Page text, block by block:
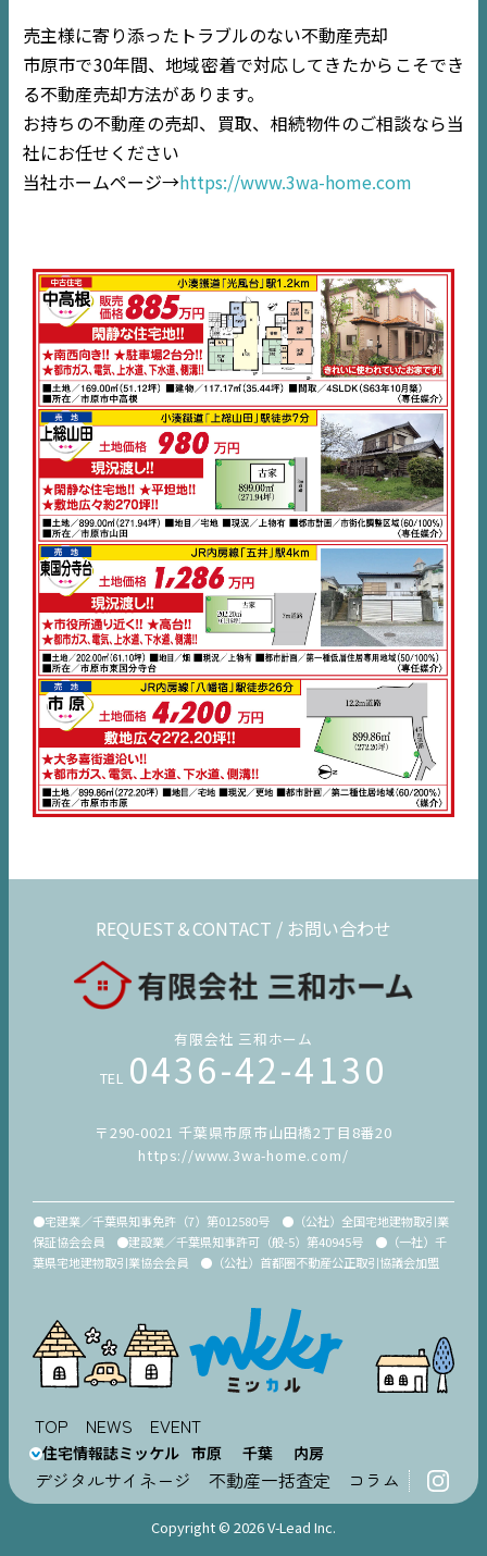
TOP
NEWS
住宅情報誌ミッケル
市原エリア
千葉エリア
内房エリア
デジタルサイネージ
不動産一括査定
コラム
売主様に寄り添ったトラブルのない不動産売却
市原市で30年間、地域密着で対応してきたからこそでき
る不動産売却方法があります。
お持ちの不動産の売却、買取、相続物件のご相談なら当
社にお任せください
当社ホームページ→https://www.3wa-home.com
REQUEST＆CONTACT / お問い合わせ
有限会社 三和ホーム
TEL 0436-42-4130
〒290-0021 千葉県市原市山田橋2丁目8番20
https://www.3wa-home.com/
●宅建業／千葉県知事免許（7）第012580号 ●（公社）全国宅地建物取引業
保証協会会員 ●建設業／千葉県知事許可（般-5）第40945号 ●（一社）千
葉県宅地建物取引業協会会員 ●（公社）首都圏不動産公正取引協議会加盟
TOP NEWS EVENT
住宅情報誌ミッケル 市原 千葉 内房
デジタルサイネージ 不動産一括査定 コラム
Copyright © 2026 V-Lead Inc.